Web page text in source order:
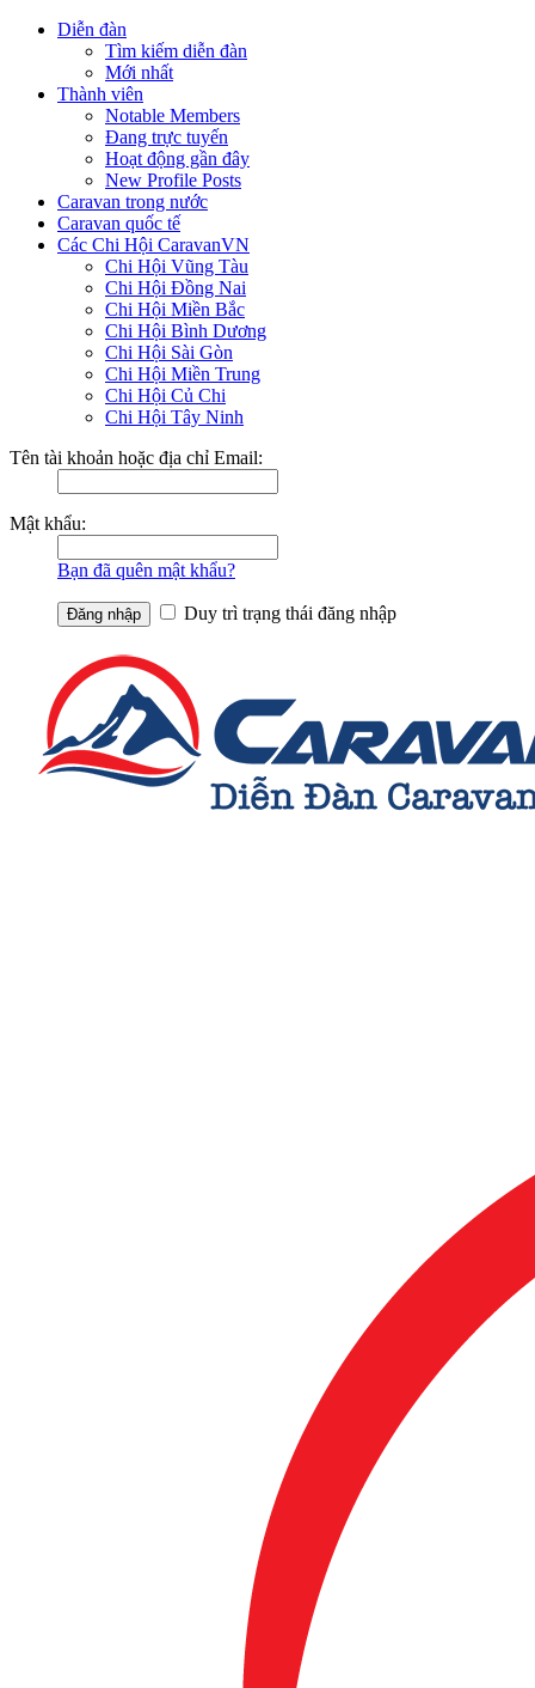
Diễn đàn
Tìm kiếm diễn đàn
Mới nhất
Thành viên
Notable Members
Đang trực tuyến
Hoạt động gần đây
New Profile Posts
Caravan trong nước
Caravan quốc tế
Các Chi Hội CaravanVN
Chi Hội Vũng Tàu
Chi Hội Đồng Nai
Chi Hội Miền Bắc
Chi Hội Bình Dương
Chi Hội Sài Gòn
Chi Hội Miền Trung
Chi Hội Củ Chi
Chi Hội Tây Ninh
Tên tài khoản hoặc địa chỉ Email:
Mật khẩu:
Bạn đã quên mật khẩu?
Duy trì trạng thái đăng nhập